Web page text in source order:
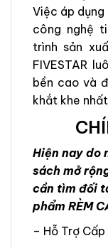
Việc áp
công nghệ
trình sản
FIVESTAR
bền cao và
khắt khe
Hiện nay do
sách mở
cần tìm đối
phẩm RÈM
– Hỗ Trợ